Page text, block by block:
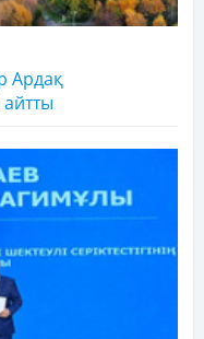
Ардақ